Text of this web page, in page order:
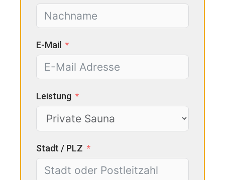
E-Mail
Leistung
Stadt / PLZ